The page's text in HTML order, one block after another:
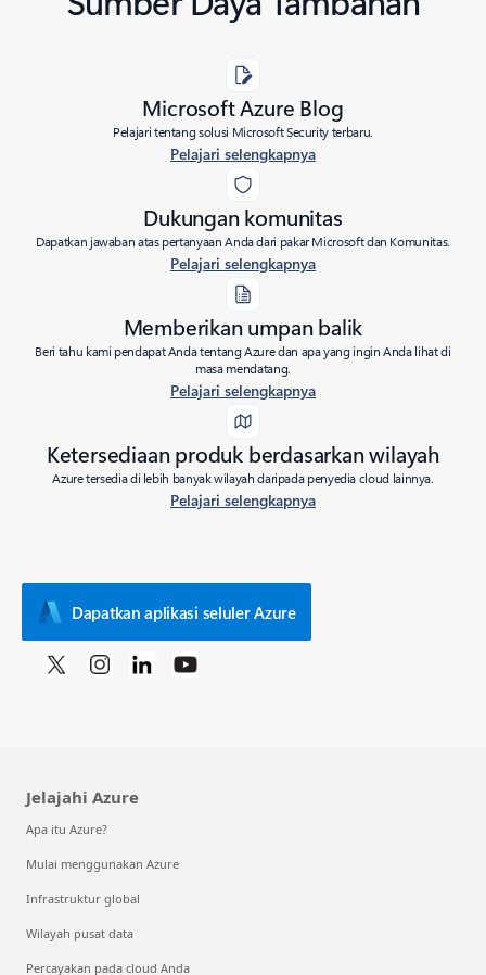
Microsoft Azure Blog
Pelajari tentang solusi Microsoft Security terbaru.
Pelajari selengkapnya
Dukungan komunitas
Dapatkan jawaban atas pertanyaan Anda dari pakar Microsoft dan Komunitas.
Pelajari selengkapnya
Memberikan umpan balik
Beri tahu kami pendapat Anda tentang Azure dan apa yang ingin Anda lihat di
masa mendatang.
Pelajari selengkapnya
Ketersediaan produk berdasarkan wilayah
Azure tersedia di lebih banyak wilayah daripada penyedia cloud lainnya.
Pelajari selengkapnya
Dapatkan aplikasi seluler Azure
Jelajahi Azure
Apa itu Azure?
Mulai menggunakan Azure
Infrastruktur global
Wilayah pusat data
Percayakan pada cloud Anda